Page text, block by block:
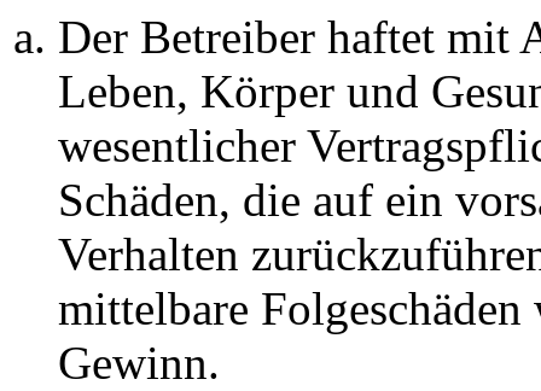
Der Betreiber haftet mit
Leben, Körper und
wesentlicher
Schäden, die auf ein
Verhalten
mittelbare Folgeschäden
Gewinn.